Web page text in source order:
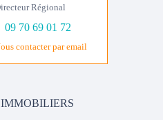
Régional
09 70 69 01 72
contacter par email